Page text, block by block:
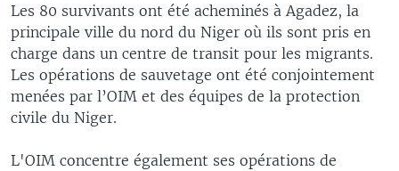
Les 80 survivants ont été acheminés à Agadez, la
principale ville du nord du Niger où ils sont pris en
charge dans un centre de transit pour les migrants.
Les opérations de sauvetage ont été conjointement
menées par l’OIM et des équipes de la protection
civile du Niger.
L'OIM concentre également ses opérations de